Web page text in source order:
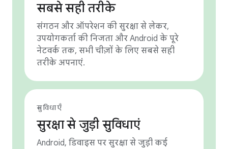
सबसे सही तरीके
संगठन और ऑपरेशन की सुरक्षा से लेकर,
उपयोगकर्ता की निजता और Android के पूरे
नेटवर्क तक, सभी चीज़ों के लिए सबसे सही
तरीके अपनाएं.
सुविधाएँ
सुरक्षा से जुड़ी सुविधाएं
Android, डिवाइस पर सुरक्षा से जुड़ी कई